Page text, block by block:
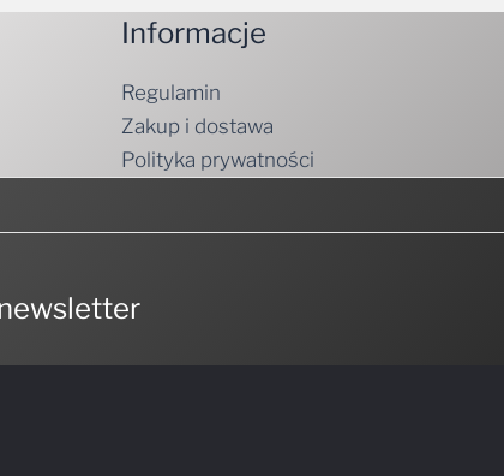
Informacje
Regulamin
Zakup i dostawa
Polityka prywatności